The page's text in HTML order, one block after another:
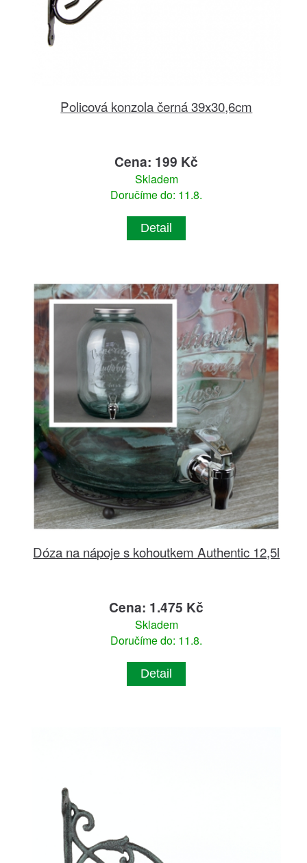
Policová konzola černá 39x30,6cm
Cena: 199 Kč
Skladem
Doručíme do: 11.8.
Detail
Dóza na nápoje s kohoutkem Authentic 12,5l
Cena: 1.475 Kč
Skladem
Doručíme do: 11.8.
Detail